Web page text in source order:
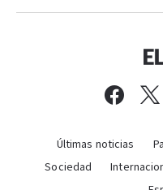
Últimas noticias
Sociedad